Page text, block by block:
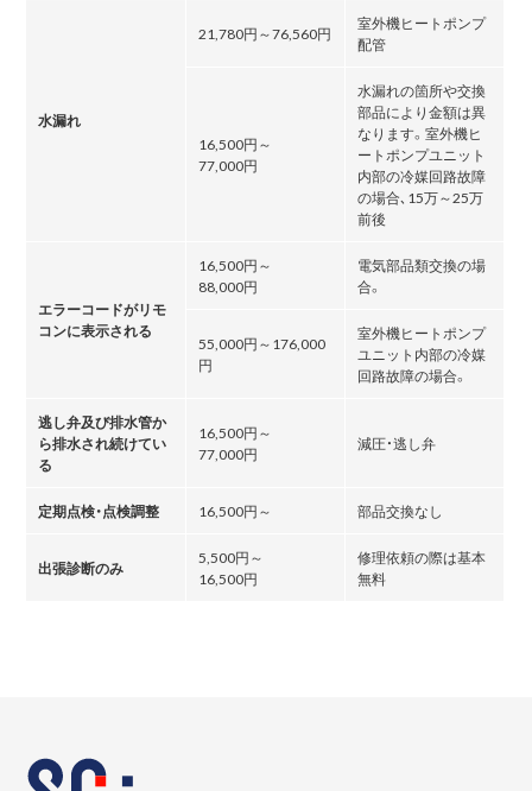
水漏れ
21,780円～76,560円
室外機ヒートポンプ
配管
16,500円～
77,000円
水漏れの箇所や交換
部品により金額は異
なります。室外機ヒ
ートポンプユニット
内部の冷媒回路故障
の場合､15万～25万
前後
エラーコードがリモ
コンに表示される
16,500円～
88,000円
電気部品類交換の場
合。
55,000円～176,000
円
室外機ヒートポンプ
ユニット内部の冷媒
回路故障の場合。
逃し弁及び排水管か
ら排水され続けてい
る
16,500円～
77,000円
減圧・逃し弁
定期点検・点検調整 16,500円～ 部品交換なし
出張診断のみ
5,500円～
16,500円
修理依頼の際は基本
無料